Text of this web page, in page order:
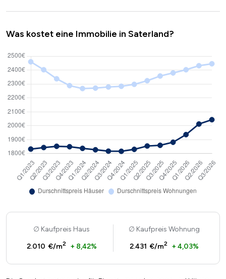
Was kostet eine Immobilie in Saterland?
Kaufpreis Haus
2.010 €/m2 + 8,42%
Kaufpreis Wohnung
2.431 €/m2 + 4,03%